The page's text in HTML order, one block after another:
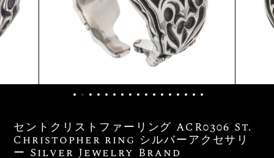
セントクリストファーリング ACR0306 St.
Christopher ring シルバーアクセサリ
ー Silver Jewelry Brand